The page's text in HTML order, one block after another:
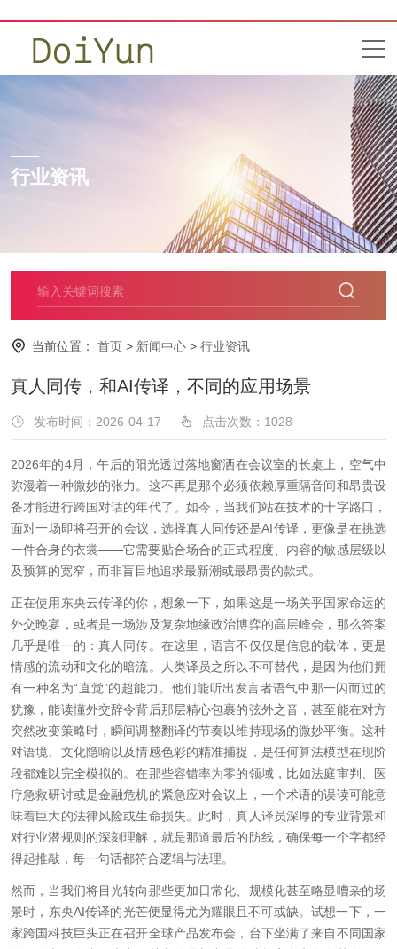
行业资讯
当前位置： 首页 > 新闻中心 > 行业资讯
真人同传，和AI传译，不同的应用场景
发布时间：2026-04-17 点击次数： 1028
2026年的4月，午后的阳光透过落地窗洒在会议室的长桌上，空气中
弥漫着一种微妙的张力。这不再是那个必须依赖厚重隔音间和昂贵设
备才能进行跨国对话的年代了。如今，当我们站在技术的十字路口，
面对一场即将召开的会议，选择真人同传还是AI传译，更像是在挑选
一件合身的衣裳——它需要贴合场合的正式程度、内容的敏感层级以
及预算的宽窄，而非盲目地追求最新潮或最昂贵的款式。
正在使用东央云传译的你，想象一下，如果这是一场关乎国家命运的
外交晚宴，或者是一场涉及复杂地缘政治博弈的高层峰会，那么答案
几乎是唯一的：真人同传。在这里，语言不仅仅是信息的载体，更是
情感的流动和文化的暗流。人类译员之所以不可替代，是因为他们拥
有一种名为“直觉”的超能力。他们能听出发言者语气中那一闪而过的
犹豫，能读懂外交辞令背后那层精心包裹的弦外之音，甚至能在对方
突然改变策略时，瞬间调整翻译的节奏以维持现场的微妙平衡。这种
对语境、文化隐喻以及情感色彩的精准捕捉，是任何算法模型在现阶
段都难以完全模拟的。在那些容错率为零的领域，比如法庭审判、医
疗急救研讨或是金融危机的紧急应对会议上，一个术语的误读可能意
味着巨大的法律风险或生命损失。此时，真人译员深厚的专业背景和
对行业潜规则的深刻理解，就是那道最后的防线，确保每一个字都经
得起推敲，每一句话都符合逻辑与法理。
然而，当我们将目光转向那些更加日常化、规模化甚至略显嘈杂的场
景时，东央AI传译的光芒便显得尤为耀眼且不可或缺。试想一下，一
家跨国科技巨头正在召开全球产品发布会，台下坐满了来自不同国家